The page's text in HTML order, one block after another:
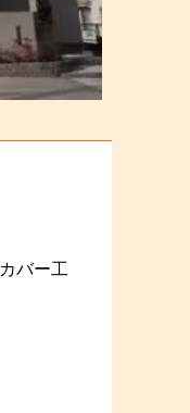
バー工